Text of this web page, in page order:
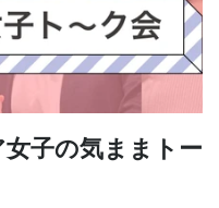
子の気ままトー